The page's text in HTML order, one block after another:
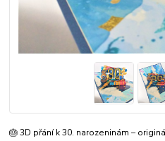
🎂 3D přání k 30. narozeninám –